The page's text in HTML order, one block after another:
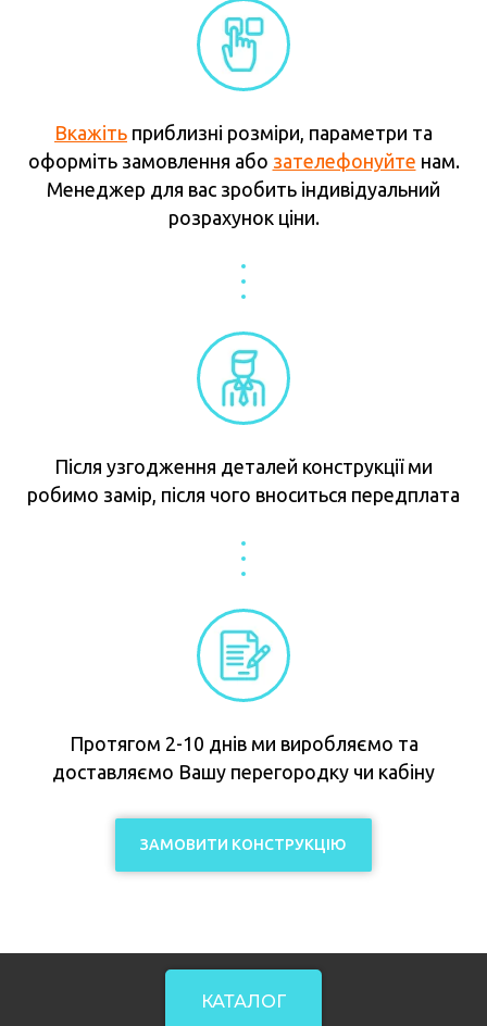
Вкажіть приблизні розміри, параметри та
оформіть замовлення або зателефонуйте нам.
Менеджер для вас зробить індивідуальний
розрахунок ціни.
Після узгодження деталей конструкції ми
робимо замір, після чого вноситься передплата
Протягом 2-10 днів ми виробляємо та
доставляємо Вашу перегородку чи кабіну
ЗАМОВИТИ КОНСТРУКЦІЮ
КАТАЛОГ